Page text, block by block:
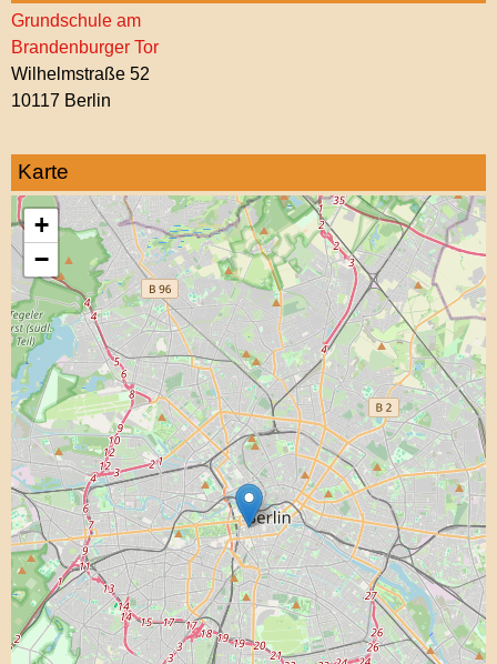
Grundschule am
Brandenburger Tor
Wilhelmstraße 52
10117 Berlin
Karte
+
−